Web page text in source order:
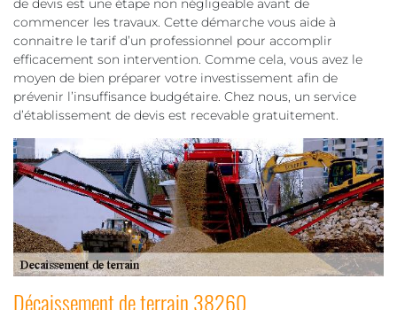
de devis est une étape non négligeable avant de
commencer les travaux. Cette démarche vous aide à
connaitre le tarif d’un professionnel pour accomplir
efficacement son intervention. Comme cela, vous avez le
moyen de bien préparer votre investissement afin de
prévenir l’insuffisance budgétaire. Chez nous, un service
d’établissement de devis est recevable gratuitement.
Décaissement de terrain 38260